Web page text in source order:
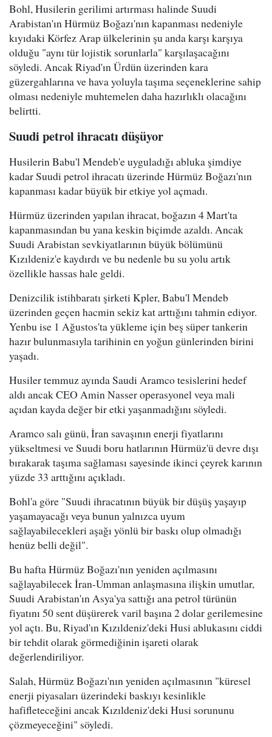
Bohl, Husilerin gerilimi artırması halinde Suudi
Arabistan'ın Hürmüz Boğazı'nın kapanması nedeniyle
kıyıdaki Körfez Arap ülkelerinin şu anda karşı karşıya
olduğu "aynı tür lojistik sorunlarla" karşılaşacağını
söyledi. Ancak Riyad'ın Ürdün üzerinden kara
güzergahlarına ve hava yoluyla taşıma seçeneklerine sahip
olması nedeniyle muhtemelen daha hazırlıklı olacağını
belirtti.
Suudi petrol ihracatı düşüyor
Husilerin Babu'l Mendeb'e uyguladığı abluka şimdiye
kadar Suudi petrol ihracatı üzerinde Hürmüz Boğazı'nın
kapanması kadar büyük bir etkiye yol açmadı.
Hürmüz üzerinden yapılan ihracat, boğazın 4 Mart'ta
kapanmasından bu yana keskin biçimde azaldı. Ancak
Suudi Arabistan sevkiyatlarının büyük bölümünü
Kızıldeniz'e kaydırdı ve bu nedenle bu su yolu artık
özellikle hassas hale geldi.
Denizcilik istihbaratı şirketi Kpler, Babu'l Mendeb
üzerinden geçen hacmin sekiz kat arttığını tahmin ediyor.
Yenbu ise 1 Ağustos'ta yükleme için beş süper tankerin
hazır bulunmasıyla tarihinin en yoğun günlerinden birini
yaşadı.
Husiler temmuz ayında Saudi Aramco tesislerini hedef
aldı ancak CEO Amin Nasser operasyonel veya mali
açıdan kayda değer bir etki yaşanmadığını söyledi.
Aramco salı günü, İran savaşının enerji fiyatlarını
yükseltmesi ve Suudi boru hatlarının Hürmüz'ü devre dışı
bırakarak taşıma sağlaması sayesinde ikinci çeyrek karının
yüzde 33 arttığını açıkladı.
Bohl'a göre "Suudi ihracatının büyük bir düşüş yaşayıp
yaşamayacağı veya bunun yalnızca uyum
sağlayabilecekleri aşağı yönlü bir baskı olup olmadığı
henüz belli değil".
Bu hafta Hürmüz Boğazı'nın yeniden açılmasını
sağlayabilecek İran-Umman anlaşmasına ilişkin umutlar,
Suudi Arabistan'ın Asya'ya sattığı ana petrol türünün
fiyatını 50 sent düşürerek varil başına 2 dolar gerilemesine
yol açtı. Bu, Riyad'ın Kızıldeniz'deki Husi ablukasını ciddi
bir tehdit olarak görmediğinin işareti olarak
değerlendiriliyor.
Salah, Hürmüz Boğazı'nın yeniden açılmasının "küresel
enerji piyasaları üzerindeki baskıyı kesinlikle
hafifleteceğini ancak Kızıldeniz'deki Husi sorununu
çözmeyeceğini" söyledi.